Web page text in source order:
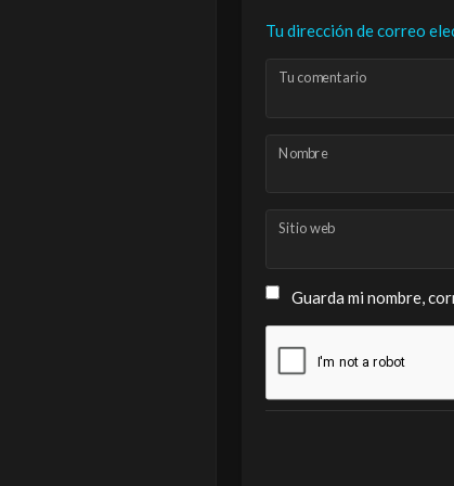
Tu dirección de correo
Tu comentario
Nombre
Sitio web
Guarda mi nombre,